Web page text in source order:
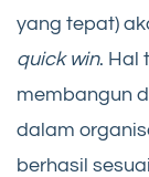
yang tepat)
quick win. Hal
membangun
dalam
berhasil